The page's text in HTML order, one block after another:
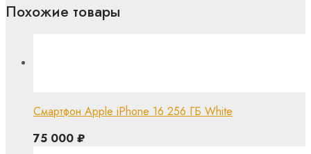
Похожие товары
Смартфон Apple iPhone 16 256 ГБ White
75 000 ₽